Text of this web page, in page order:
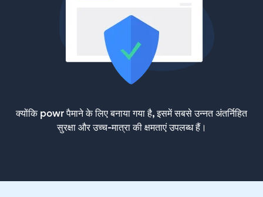
क्योंकि powr पैमाने के लिए बनाया गया है, इसमें सबसे उन्नत अंतर्निहित
सुरक्षा और उच्च-मात्रा की क्षमताएं उपलब्ध हैं।